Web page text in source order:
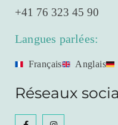
+41 76 323 45 90
Langues parlées:
Français Anglais
Réseaux